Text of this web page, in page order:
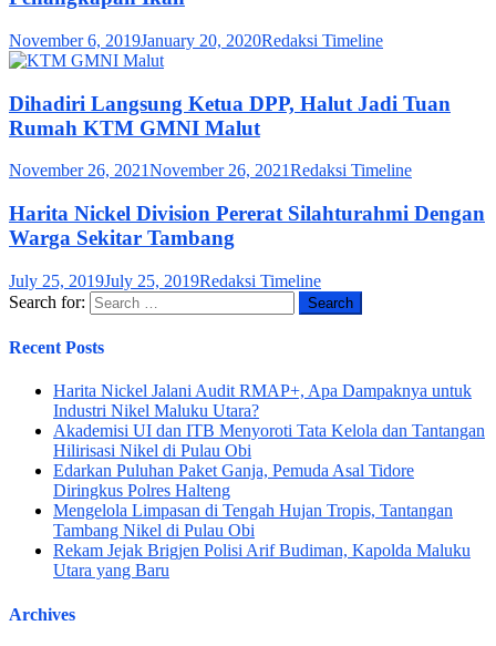
November 6, 2019January 20, 2020Redaksi Timeline
Dihadiri Langsung Ketua DPP, Halut Jadi Tuan
Rumah KTM GMNI Malut
November 26, 2021November 26, 2021Redaksi Timeline
Harita Nickel Division Pererat Silahturahmi Dengan
Warga Sekitar Tambang
July 25, 2019July 25, 2019Redaksi Timeline
Search for:
Recent Posts
Harita Nickel Jalani Audit RMAP+, Apa Dampaknya untuk
Industri Nikel Maluku Utara?
Akademisi UI dan ITB Menyoroti Tata Kelola dan Tantangan
Hilirisasi Nikel di Pulau Obi
Edarkan Puluhan Paket Ganja, Pemuda Asal Tidore
Diringkus Polres Halteng
Mengelola Limpasan di Tengah Hujan Tropis, Tantangan
Tambang Nikel di Pulau Obi
Rekam Jejak Brigjen Polisi Arif Budiman, Kapolda Maluku
Utara yang Baru
Archives